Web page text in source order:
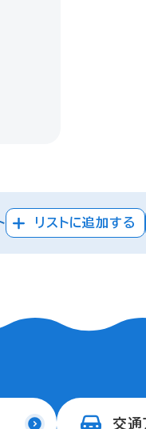
リストに追加する
交通